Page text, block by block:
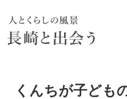
の
ー
くんちが子ども